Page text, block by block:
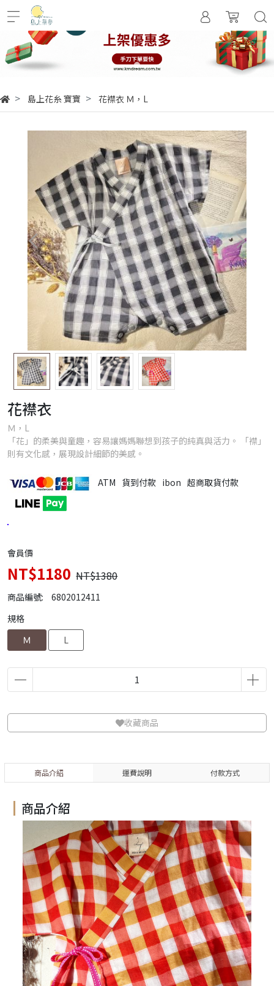
島上花糸 寶寶 花襟衣 Ｍ，L
花襟衣
Ｍ，L
「花」的柔美與童趣，容易讓媽媽聯想到孩子的純真與活力。 「襟」
則有文化感，展現設計細節的美感。
ATM 貨到付款 ibon 超商取貨付款
會員價
NT$1180 NT$1380
商品編號:
6802012411
規格
Ｍ
L
收藏商品
商品介紹 運費說明 付款方式
商品介紹